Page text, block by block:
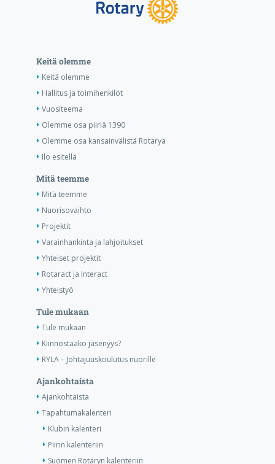
Keitä olemme
Keitä olemme
Hallitus ja toimihenkilöt
Vuositeema
Olemme osa piiriä 1390
Olemme osa kansainvälistä Rotarya
Ilo esitellä
Mitä teemme
Mitä teemme
Nuorisovaihto
Projektit
Varainhankinta ja lahjoitukset
Yhteiset projektit
Rotaract ja Interact
Yhteistyö
Tule mukaan
Tule mukaan
Kiinnostaako jäsenyys?
RYLA – Johtajuuskoulutus nuorille
Ajankohtaista
Ajankohtaista
Tapahtumakalenteri
Klubin kalenteri
Piirin kalenteriin
Suomen Rotaryn kalenteriin